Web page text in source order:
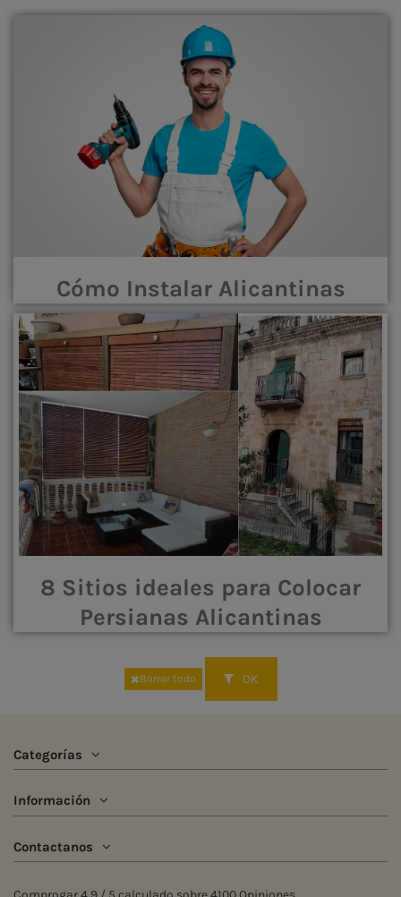
Cómo Instalar Alicantinas
8 Sitios ideales para Colocar
Persianas Alicantinas
Borrar todo OK
Categorías
Información
Contactanos